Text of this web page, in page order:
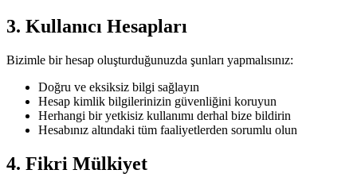
3. Kullanıcı Hesapları
Bizimle bir hesap oluşturduğunuzda şunları yapmalısınız:
Doğru ve eksiksiz bilgi sağlayın
Hesap kimlik bilgilerinizin güvenliğini koruyun
Herhangi bir yetkisiz kullanımı derhal bize bildirin
Hesabınız altındaki tüm faaliyetlerden sorumlu olun
4. Fikri Mülkiyet